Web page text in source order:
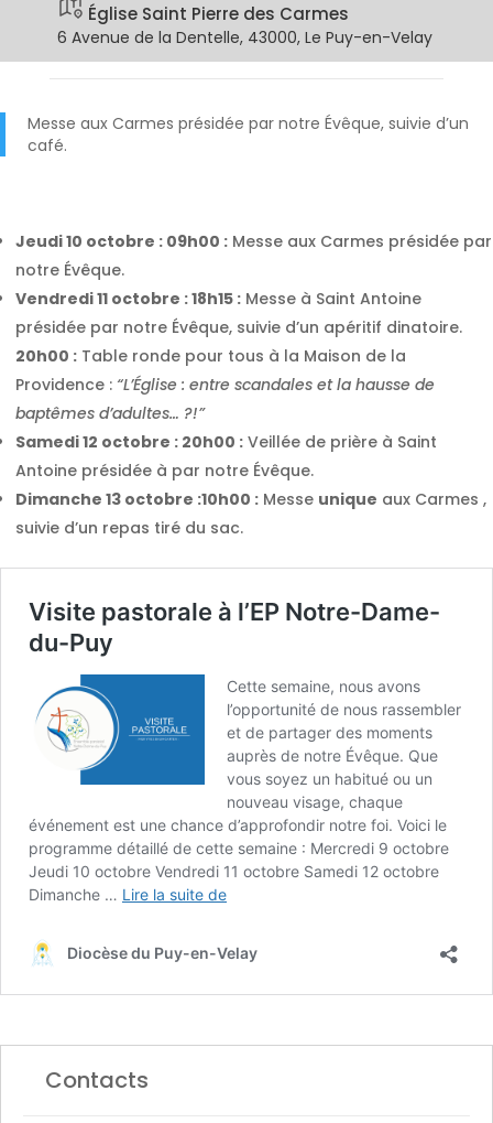
Église Saint Pierre des Carmes
6 Avenue de la Dentelle, 43000, Le Puy-en-Velay
Messe aux Carmes présidée par notre Évêque, suivie d’un
café.
Jeudi 10 octobre : 09h00 : Messe aux Carmes présidée par
notre Évêque.
Vendredi 11 octobre :18h15 : Messe à Saint Antoine
présidée par notre Évêque, suivie d’un apéritif dinatoire.
20h00 : Table ronde pour tous à la Maison de la
Providence : “L’Église : entre scandales et la hausse de
baptêmes d’adultes… ?!”
Samedi 12 octobre : 20h00 : Veillée de prière à Saint
Antoine présidée à par notre Évêque.
Dimanche 13 octobre :10h00 : Messe unique aux Carmes ,
suivie d’un repas tiré du sac.
Contacts